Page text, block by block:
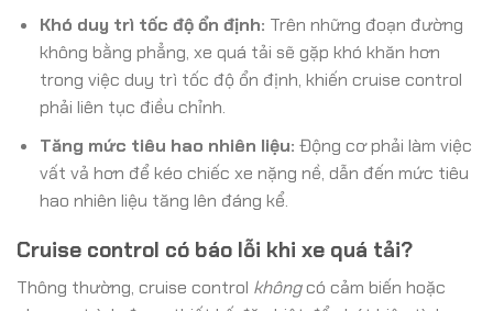
Khó duy trì tốc độ ổn định: Trên những đoạn đường
không bằng phẳng, xe quá tải sẽ gặp khó khăn hơn
trong việc duy trì tốc độ ổn định, khiến cruise control
phải liên tục điều chỉnh.
Tăng mức tiêu hao nhiên liệu: Động cơ phải làm việc
vất vả hơn để kéo chiếc xe nặng nề, dẫn đến mức tiêu
hao nhiên liệu tăng lên đáng kể.
Cruise control có báo lỗi khi xe quá tải?
Thông thường, cruise control khôngcó cảm biến hoặc